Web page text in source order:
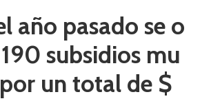
año pasado se o
subsidios mu
un total de $